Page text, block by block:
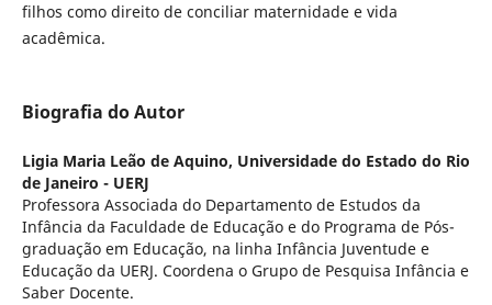
filhos como direito de conciliar maternidade e vida
acadêmica.
Biografia do Autor
Ligia Maria Leão de Aquino, Universidade do Estado do Rio
de Janeiro - UERJ
Professora Associada do Departamento de Estudos da
Infância da Faculdade de Educação e do Programa de Pós-
graduação em Educação, na linha Infância Juventude e
Educação da UERJ. Coordena o Grupo de Pesquisa Infância e
Saber Docente.